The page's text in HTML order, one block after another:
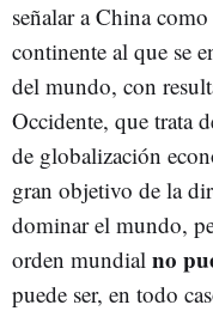
señalar a China
continente al que se
del mundo, con
Occidente, que trata
de globalización
gran objetivo de la
dominar el mundo,
orden mundial no
puede ser, en todo